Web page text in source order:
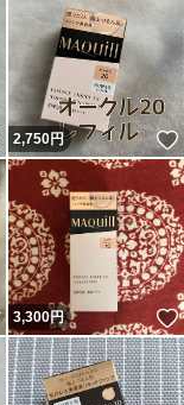
いいね！
2,750円
いいね！
3,300円